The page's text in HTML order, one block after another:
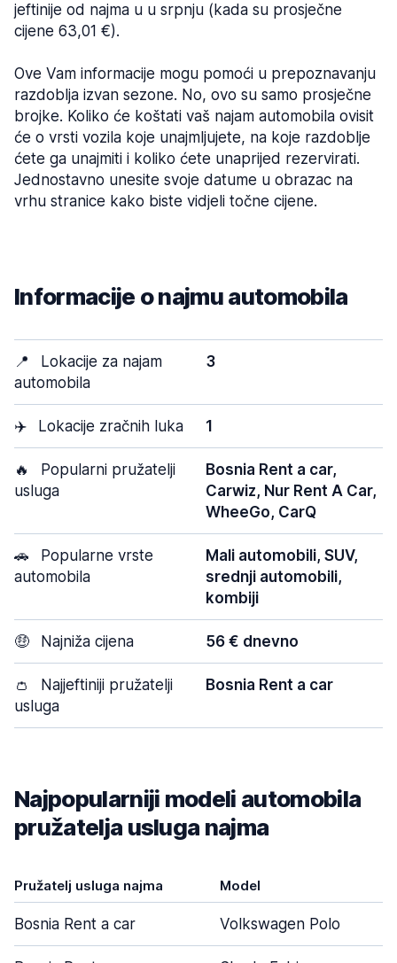
jeftinije od najma u u srpnju (kada su prosječne
cijene 63,01 €).
Ove Vam informacije mogu pomoći u prepoznavanju
razdoblja izvan sezone. No, ovo su samo prosječne
brojke. Koliko će koštati vaš najam automobila ovisit
će o vrsti vozila koje unajmljujete, na koje razdoblje
ćete ga unajmiti i koliko ćete unaprijed rezervirati.
Jednostavno unesite svoje datume u obrazac na
vrhu stranice kako biste vidjeli točne cijene.
Informacije o najmu automobila
📍
Lokacije za najam
automobila
3
✈️ Lokacije zračnih luka 1
🔥
Popularni pružatelji
usluga
Bosnia Rent a car,
Carwiz, Nur Rent A Car,
WheeGo, CarQ
🚗
Popularne vrste
automobila
Mali automobili, SUV,
srednji automobili,
kombiji
🤑 Najniža cijena 56 € dnevno
👛
Najjeftiniji pružatelji
usluga
Bosnia Rent a car
Najpopularniji modeli automobila
pružatelja usluga najma
Pružatelj usluga najma Model
Bosnia Rent a car Volkswagen Polo